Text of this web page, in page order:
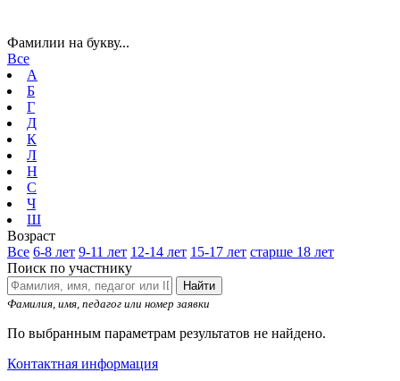
Фамилии на букву...
Все
А
Б
Г
Д
К
Л
Н
С
Ч
Ш
Возраст
Все 6-8 лет 9-11 лет 12-14 лет 15-17 лет старше 18 лет
Поиск по участнику
Найти
Фамилия, имя, педагог или номер заявки
По выбранным параметрам результатов не найдено.
Контактная информация